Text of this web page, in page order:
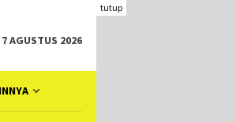
tutup
AGUSTUS 2026